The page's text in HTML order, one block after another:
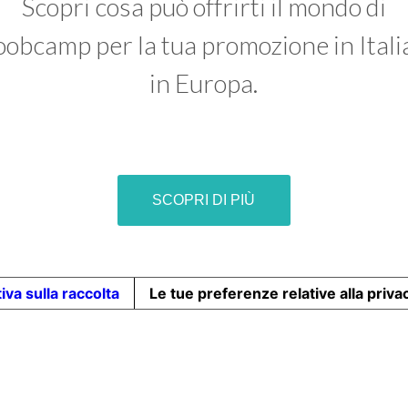
Scopri cosa può offrirti il mondo di
per la tua promozione in
in Europa.
SCOPRI DI PIÙ
sulla raccolta Le tue preferenze relative alla